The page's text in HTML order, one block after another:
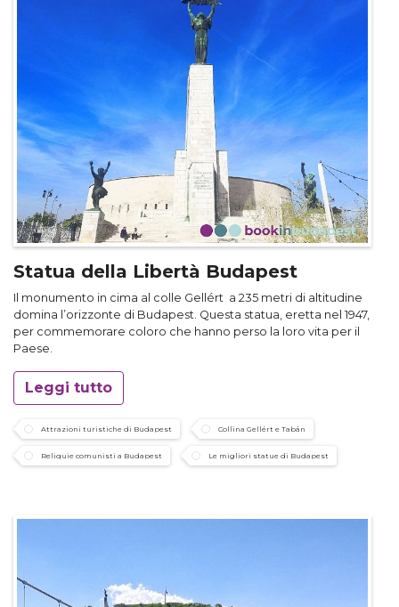
Statua della Libertà Budapest
Il monumento in cima al colle Gellért a 235 metri di altitudine
domina l’orizzonte di Budapest. Questa statua, eretta nel 1947,
per commemorare coloro che hanno perso la loro vita per il
Paese.
Leggi tutto
Attrazioni turistiche di Budapest Collina Gellért e Tabán
Reliquie comunisti a Budapest Le migliori statue di Budapest